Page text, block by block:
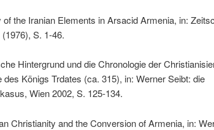
the Iranian Elements in Arsacid Armenia, in:
S. 1-46.
Hintergrund und die Chronologie der
Königs Trdates (ca. 315), in: Werner Seibt: die
Wien 2002, S. 125-134.
Christianity and the Conversion of Armenia, in: